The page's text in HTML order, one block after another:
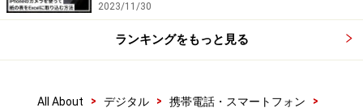
買った商品のパッケージに記載されている商品名を読み
取って、そのままGoogle検索にかけたり。いただいた名
刺の内容をコピーして、LINEに貼り付けたり。かなり便
2023/11/30
ランキングをもっと見る
All About > デジタル > 携帯電話・スマートフォン
>